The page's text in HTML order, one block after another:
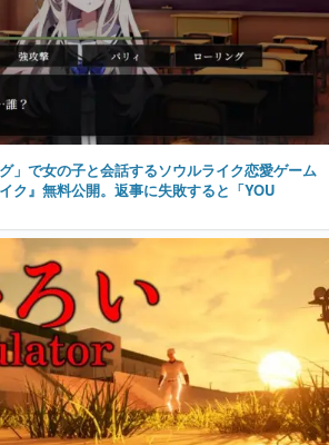
」で女の子と会話するソウルライク恋愛ゲーム
ク』無料公開。返事に失敗すると「YOU